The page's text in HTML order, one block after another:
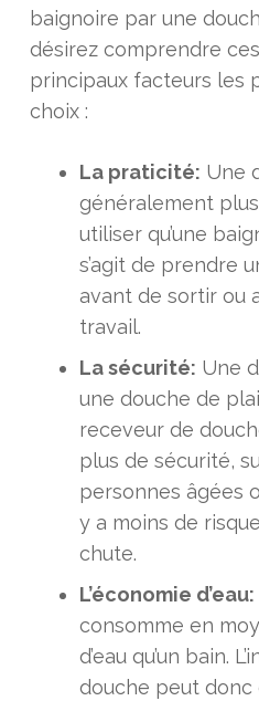
baignoire par une
désirez comprendre
principaux facteurs les
choix :
La praticité: Une
généralement
utiliser qu’une
s’agit de prendre
avant de sortir ou
travail.
La sécurité: Une
une douche de
receveur de
plus de sécurité,
personnes âgées
y a moins de
chute.
L’économie d’eau:
consomme en
d’eau qu’un bain.
douche peut donc